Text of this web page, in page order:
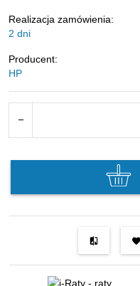
Realizacja zamówienia:
2 dni
Producent:
HP